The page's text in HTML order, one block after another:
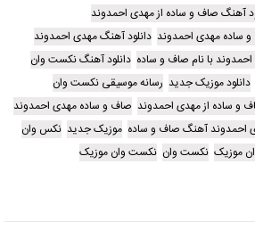
آهنگ صاف و ساده از مهدی احمدوند
ساده مهدی احمدوند دانلود آهنگ مهدی احمدوند
با نام صاف و ساده دانلود آهنگ نکست وان
دانلود موزیک جدید رسانه موسیقی نکست وان
و ساده از مهدی احمدوند صاف و ساده مهدی احمدوند
احمدوند آهنگ صاف و ساده موزیک جدید نکس وان
موزیک نکست وان نکست وان موزیک